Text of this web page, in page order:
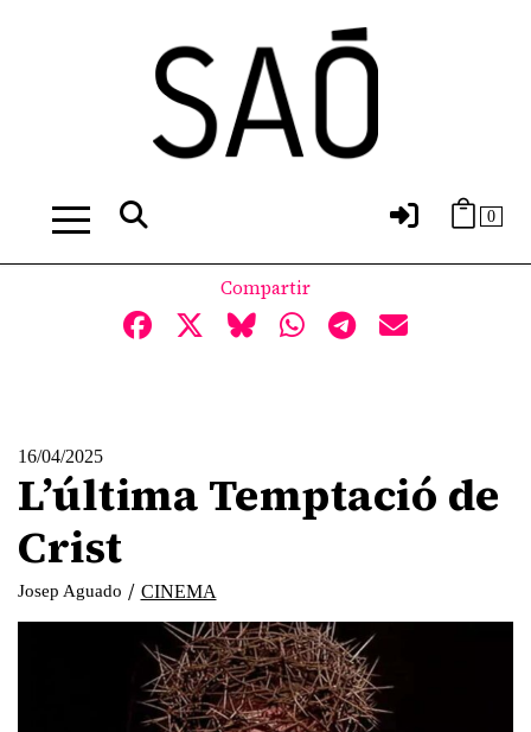
0
Compartir
16/04/2025
L’última Temptació de
Crist
Josep Aguado / CINEMA